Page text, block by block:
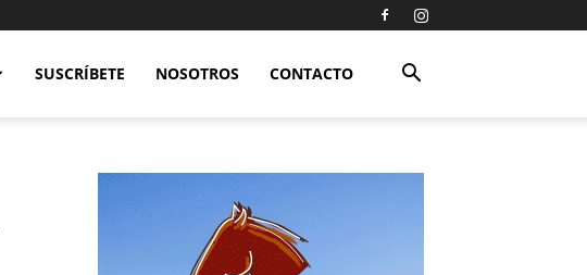
SUSCRÍBETE NOSOTROS CONTACTO